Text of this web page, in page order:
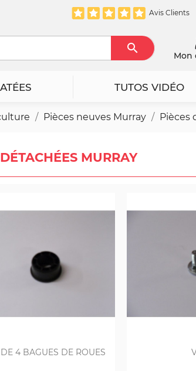
Avis Clients
Rechercher
Mon
TUTOS VIDÉO
Pièces neuves Murray Pièces
MURRAY
4 BAGUES DE ROUES